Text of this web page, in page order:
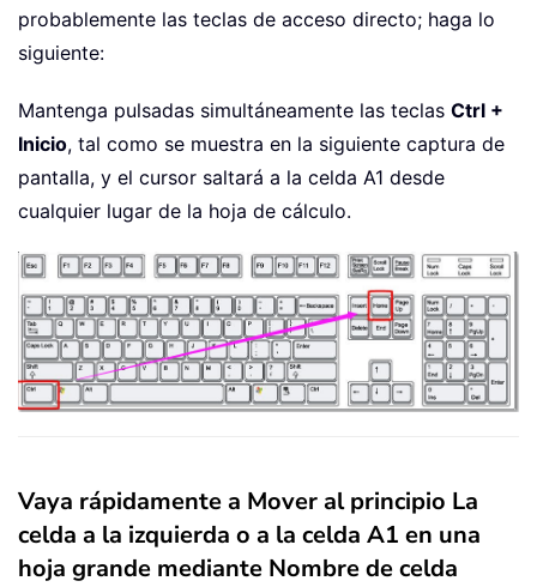
probablemente las teclas de acceso directo; haga lo
siguiente:
Mantenga pulsadas simultáneamente las teclas Ctrl +
Inicio, tal como se muestra en la siguiente captura de
pantalla, y el cursor saltará a la celda A1 desde
cualquier lugar de la hoja de cálculo.
Vaya rápidamente a Mover al principio La
celda a la izquierda o a la celda A1 en una
hoja grande mediante Nombre de celda